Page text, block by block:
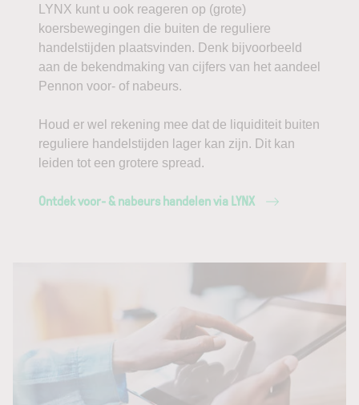
LYNX kunt u ook reageren op (grote)
koersbewegingen die buiten de reguliere
handelstijden plaatsvinden. Denk bijvoorbeeld
aan de bekendmaking van cijfers van het aandeel
Pennon voor- of nabeurs.
Houd er wel rekening mee dat de liquiditeit buiten
reguliere handelstijden lager kan zijn. Dit kan
leiden tot een grotere spread.
Ontdek voor- & nabeurs handelen via LYNX